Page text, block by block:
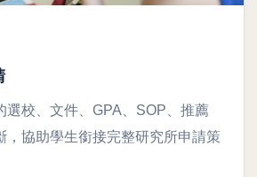
選校、文件、GPA、SOP、推薦
，協助學生銜接完整研究所申請策